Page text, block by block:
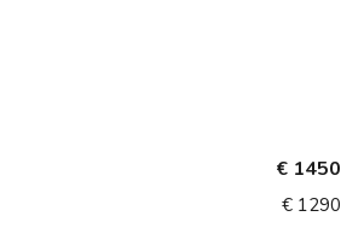
€ 1450
€ 1290